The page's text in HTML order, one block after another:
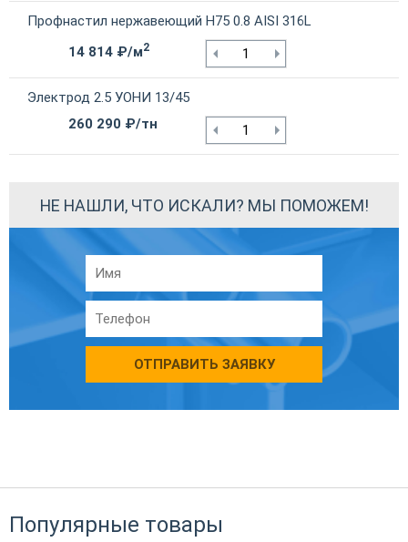
Профнастил нержавеющий Н75 0.8 AISI 316L
14 814 ₽/м2
Электрод 2.5 УОНИ 13/45
260 290 ₽/тн
НЕ НАШЛИ, ЧТО ИСКАЛИ? МЫ ПОМОЖЕМ!
ОТПРАВИТЬ ЗАЯВКУ
Популярные товары